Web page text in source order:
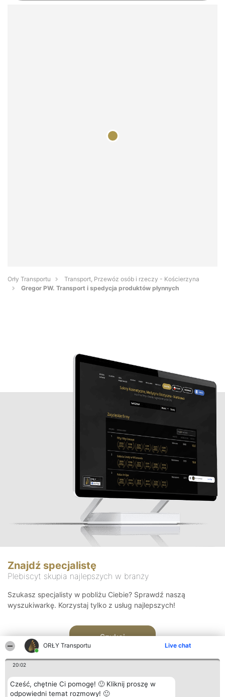
ORŁY Transportu Live chat
20:02
Cześć, chętnie Ci pomogę! 🙂 Kliknij proszę w
odpowiedni temat rozmowy! 🙂
Orły Transportu
Transport, Przewóz osób i rzeczy - Kościerzyna
Gregor PW. Transport i spedycja produktów płynnych
Znajdź specjalistę
Plebiscyt skupia najlepszych w branży
Szukasz specjalisty w pobliżu Ciebie? Sprawdź naszą
wyszukiwarkę. Korzystaj tylko z usług najlepszych!
Szukaj